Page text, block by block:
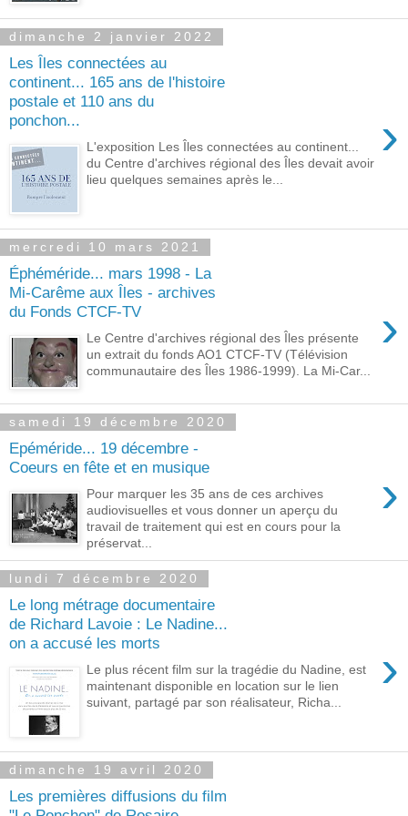
dimanche 2 janvier 2022
Les Îles connectées au
continent... 165 ans de l'histoire
postale et 110 ans du
ponchon...
›
L'exposition Les Îles connectées au continent...
du Centre d'archives régional des Îles devait avoir
lieu quelques semaines après le...
mercredi 10 mars 2021
Éphéméride... mars 1998 - La
Mi-Carême aux Îles - archives
du Fonds CTCF-TV
›
Le Centre d'archives régional des Îles présente
un extrait du fonds AO1 CTCF-TV (Télévision
communautaire des Îles 1986-1999). La Mi-Car...
samedi 19 décembre 2020
Epéméride... 19 décembre -
Coeurs en fête et en musique
›
Pour marquer les 35 ans de ces archives
audiovisuelles et vous donner un aperçu du
travail de traitement qui est en cours pour la
préservat...
lundi 7 décembre 2020
Le long métrage documentaire
de Richard Lavoie : Le Nadine...
on a accusé les morts
›
Le plus récent film sur la tragédie du Nadine, est
maintenant disponible en location sur le lien
suivant, partagé par son réalisateur, Richa...
dimanche 19 avril 2020
Les premières diffusions du film